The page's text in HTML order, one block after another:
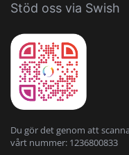
Stöd oss via Swish
Du gör det genom att
vårt nummer: 1236800833